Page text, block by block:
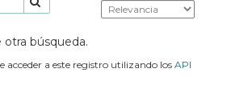
búsqueda.
acceder a este registro utilizando los API